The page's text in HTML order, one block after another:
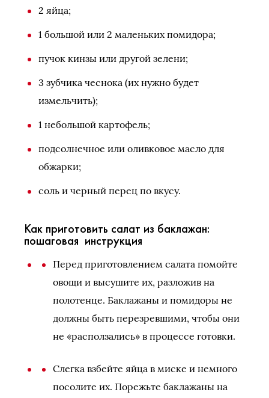
2 яйца;
1 большой или 2 маленьких помидора;
пучок кинзы или другой зелени;
3 зубчика чеснока (их нужно будет
измельчить);
1 небольшой картофель;
подсолнечное или оливковое масло для
обжарки;
соль и черный перец по вкусу.
Как приготовить салат из баклажан:
пошаговая инструкция
Перед приготовлением салата помойте
овощи и высушите их, разложив на
полотенце. Баклажаны и помидоры не
должны быть перезревшими, чтобы они
не «расползались» в процессе готовки.
Слегка взбейте яйца в миске и немного
посолите их. Порежьте баклажаны на